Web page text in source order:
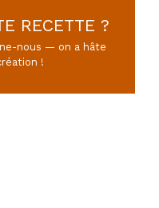
RECETTE ?
nous — on a hâte
!